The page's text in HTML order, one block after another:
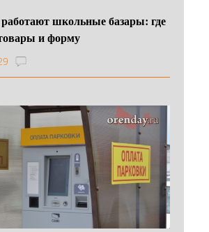
школьные базары: где
и форму